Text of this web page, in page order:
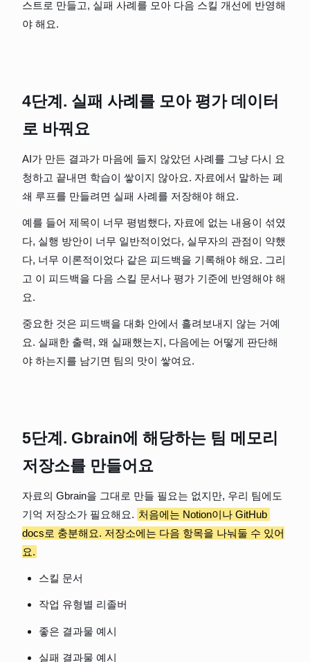
스트로 만들고, 실패 사례를 모아 다음 스킬 개선에 반영해
야 해요.
4단계. 실패 사례를 모아 평가 데이터
로 바꿔요
AI가 만든 결과가 마음에 들지 않았던 사례를 그냥 다시 요
청하고 끝내면 학습이 쌓이지 않아요. 자료에서 말하는 폐
쇄 루프를 만들려면 실패 사례를 저장해야 해요.
예를 들어 제목이 너무 평범했다, 자료에 없는 내용이 섞였
다, 실행 방안이 너무 일반적이었다, 실무자의 관점이 약했
다, 너무 이론적이었다 같은 피드백을 기록해야 해요. 그리
고 이 피드백을 다음 스킬 문서나 평가 기준에 반영해야 해
요.
중요한 것은 피드백을 대화 안에서 흘려보내지 않는 거예
요. 실패한 출력, 왜 실패했는지, 다음에는 어떻게 판단해
야 하는지를 남기면 팀의 맛이 쌓여요.
5단계. Gbrain에 해당하는 팀 메모리
저장소를 만들어요
자료의 Gbrain을 그대로 만들 필요는 없지만, 우리 팀에도
기억 저장소가 필요해요. 처음에는 Notion이나 GitHub
docs로 충분해요. 저장소에는 다음 항목을 나눠둘 수 있어
요.
스킬 문서
작업 유형별 리졸버
좋은 결과물 예시
실패 결과물 예시